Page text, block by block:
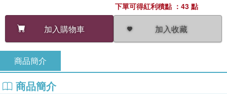
加入購物車 加入收藏
下單可得紅利積點 ：43 點
商品簡介
商品簡介